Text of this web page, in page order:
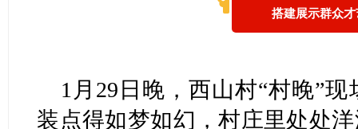
搭建展示群众
1月29日晚，西山村“村晚”
装点得如梦如幻，村庄里处处